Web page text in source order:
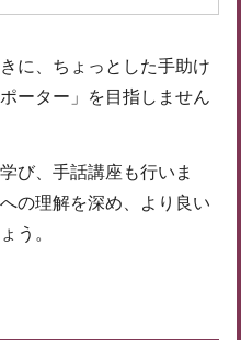
に、ちょっとした手助け
ーター」を目指しません
び、手話講座も行いま
の理解を深め、より良い
う。